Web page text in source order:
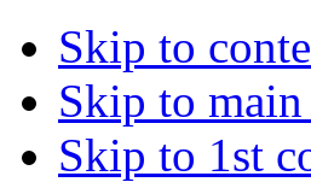
Skip to
Skip to
Skip to 1st